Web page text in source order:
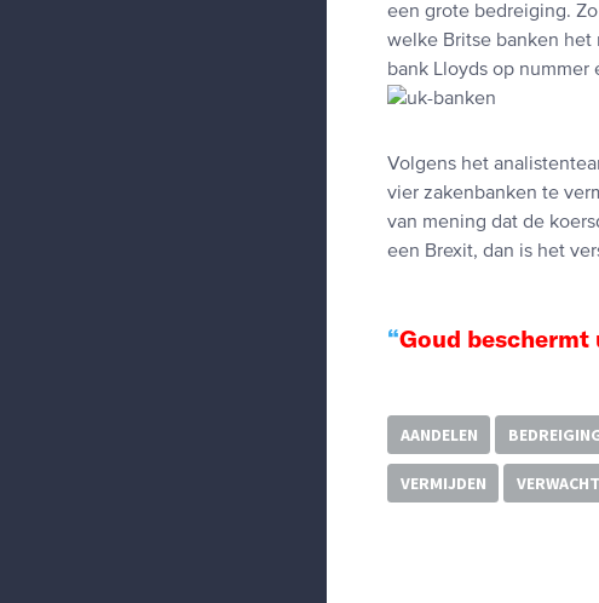
een grote bedreiging.
welke Britse banken het
bank Lloyds op nummer
Volgens het
vier zakenbanken te
van mening dat de
een Brexit, dan is het
Goud
AANDELEN
VERMIJDEN